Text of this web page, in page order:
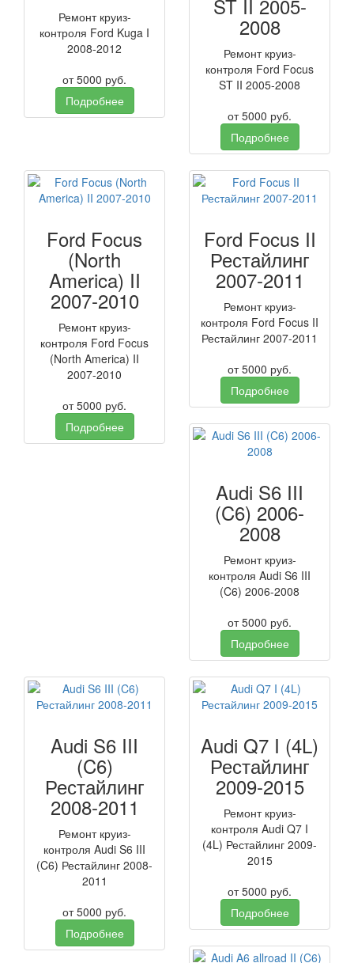
Ремонт круиз-
контроля Ford Kuga I
2008-2012
от5000 руб.
Подробнее
ST II 2005-
2008
Ремонт круиз-
контроля Ford Focus
ST II 2005-2008
от5000 руб.
Подробнее
Ford Focus
(North
America) II
2007-2010
Ремонт круиз-
контроля Ford Focus
(North America) II
2007-2010
от5000 руб.
Подробнее
Ford Focus II
Рестайлинг
2007-2011
Ремонт круиз-
контроля Ford Focus II
Рестайлинг 2007-2011
от5000 руб.
Подробнее
Audi S6 III
(C6) 2006-
2008
Ремонт круиз-
контроля Audi S6 III
(C6) 2006-2008
от5000 руб.
Подробнее
Audi S6 III
(C6)
Рестайлинг
2008-2011
Ремонт круиз-
контроля Audi S6 III
(C6) Рестайлинг 2008-
2011
от5000 руб.
Подробнее
Audi Q7 I (4L)
Рестайлинг
2009-2015
Ремонт круиз-
контроля Audi Q7 I
(4L) Рестайлинг 2009-
2015
от5000 руб.
Подробнее